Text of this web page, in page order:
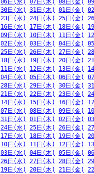
06日(水) 07日(木) 08日(金)
30日(水) 31日(木) 01日(金)
23日(水) 24日(木) 25日(金)
16日(水) 17日(木) 18日(金)
09日(水) 10日(木) 11日(金)
02日(水) 03日(木) 04日(金)
25日(水) 26日(木) 27日(金)
18日(水) 19日(木) 20日(金)
11日(水) 12日(木) 13日(金)
04日(水) 05日(木) 06日(金)
28日(水) 29日(木) 30日(金)
21日(水) 22日(木) 23日(金)
14日(水) 15日(木) 16日(金)
07日(水) 08日(木) 09日(金)
31日(水) 01日(木) 02日(金)
24日(水) 25日(木) 26日(金)
17日(水) 18日(木) 19日(金)
10日(水) 11日(木) 12日(金)
03日(水) 04日(木) 05日(金)
26日(水) 27日(木) 28日(金)
19日(水) 20日(木) 21日(金)